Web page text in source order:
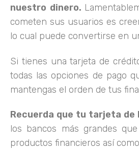
nuestro dinero.
cometen sus usuarios es
lo cual puede convertirse en
Si tienes una tarjeta de
todas las opciones de pago
mantengas el orden de tus
Recuerda que tu tarjeta de
los bancos más grandes
productos financieros así